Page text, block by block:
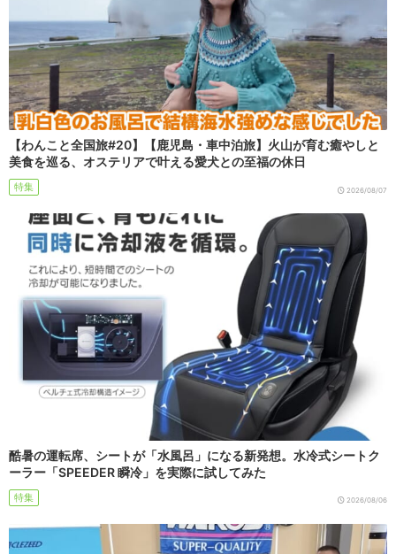
【わんこと全国旅#20】【鹿児島・車中泊旅】火山が育む癒やしと
美食を巡る、オステリアで叶える愛犬との至福の休日
特集 2026/08/07
酷暑の運転席、シートが「水風呂」になる新発想。水冷式シートク
ーラー「SPEEDER 瞬冷」を実際に試してみた
特集 2026/08/06